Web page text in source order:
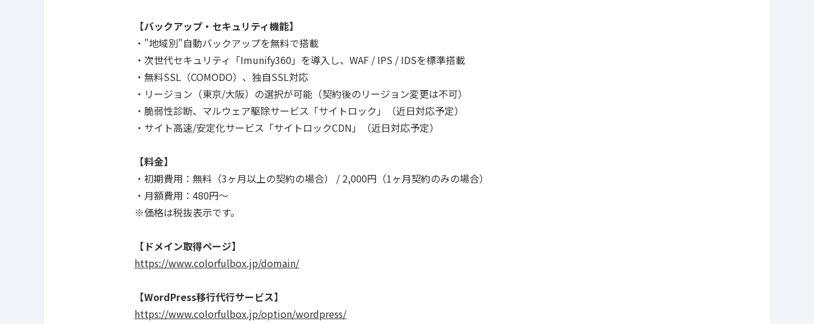
【バックアップ・セキュリティ機能】
・"地域別"自動バックアップを無料で搭載
・次世代セキュリティ「Imunify360」を導入し、WAF / IPS / IDSを標準搭載
・無料SSL（COMODO）、独自SSL対応
・リージョン（東京/大阪）の選択が可能（契約後のリージョン変更は不可）
・脆弱性診断、マルウェア駆除サービス「サイトロック」（近日対応予定）
・サイト高速/安定化サービス「サイトロックCDN」（近日対応予定）
【料金】
・初期費用：無料（3ヶ月以上の契約の場合） / 2,000円（1ヶ月契約のみの場合）
・月額費用：480円〜
※価格は税抜表示です。
【ドメイン取得ページ】
https://www.colorfulbox.jp/domain/
【WordPress移行代行サービス】
https://www.colorfulbox.jp/option/wordpress/